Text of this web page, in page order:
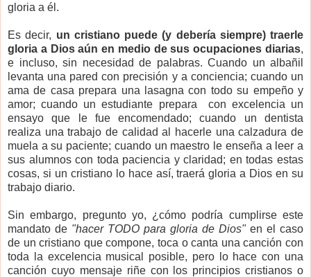
gloria a él.
Es decir, un cristiano puede (y debería siempre) traerle
gloria a Dios aún en medio de sus ocupaciones diarias,
e incluso, sin necesidad de palabras. Cuando un albañil
levanta una pared con precisión y a conciencia; cuando un
ama de casa prepara una lasagna con todo su empeño y
amor; cuando un estudiante prepara con excelencia un
ensayo que le fue encomendado; cuando un dentista
realiza una trabajo de calidad al hacerle una calzadura de
muela a su paciente; cuando un maestro le enseña a leer a
sus alumnos con toda paciencia y claridad; en todas estas
cosas, si un cristiano lo hace así, traerá gloria a Dios en su
trabajo diario.
Sin embargo, pregunto yo, ¿cómo podría cumplirse este
mandato de "hacer TODO para gloria de Dios"en el caso
de un cristiano que compone, toca o canta una canción con
toda la excelencia musical posible, pero lo hace con una
canción cuyo mensaje riñe con los principios cristianos o